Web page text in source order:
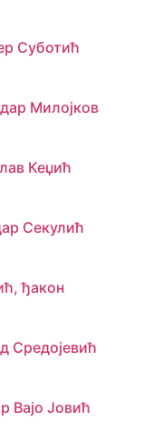
Суботић
Милојков
Кеџић
Секулић
ђакон
Средојевић
Вајо Јовић